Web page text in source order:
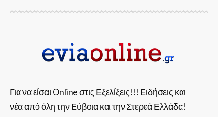
Για να είσαι Online στις Εξελίξεις!!! Ειδήσεις και
νέα από όλη την Εύβοια και την Στερεά Ελλάδα!